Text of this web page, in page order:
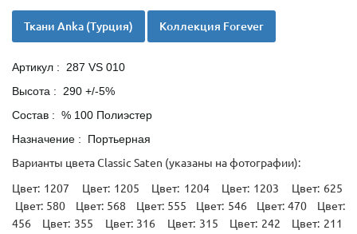
Ткани Anka (Турция) Коллекция Forever
Артикул : 287 VS 010
Высота : 290 +/-5%
Состав : % 100 Полиэстер
Назначение : Портьерная
Варианты цвета Classic Saten (указаны на фотографии):
Цвет: 1207 Цвет: 1205 Цвет: 1204 Цвет: 1203 Цвет: 625
Цвет: 580 Цвет: 568 Цвет: 555 Цвет: 546 Цвет: 470 Цвет:
456 Цвет: 355 Цвет: 316 Цвет: 315 Цвет: 242 Цвет: 211